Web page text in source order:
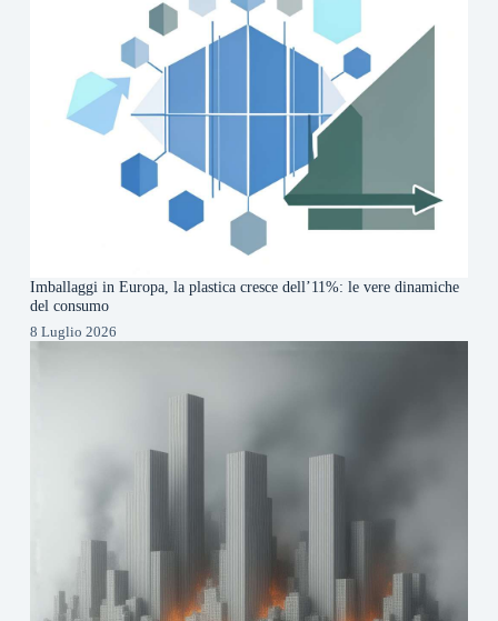
Imballaggi in Europa, la plastica cresce dell’11%: le vere dinamiche
del consumo
8 Luglio 2026